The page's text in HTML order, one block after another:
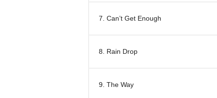
7. Can’t Get Enough
8. Rain Drop
9. The Way